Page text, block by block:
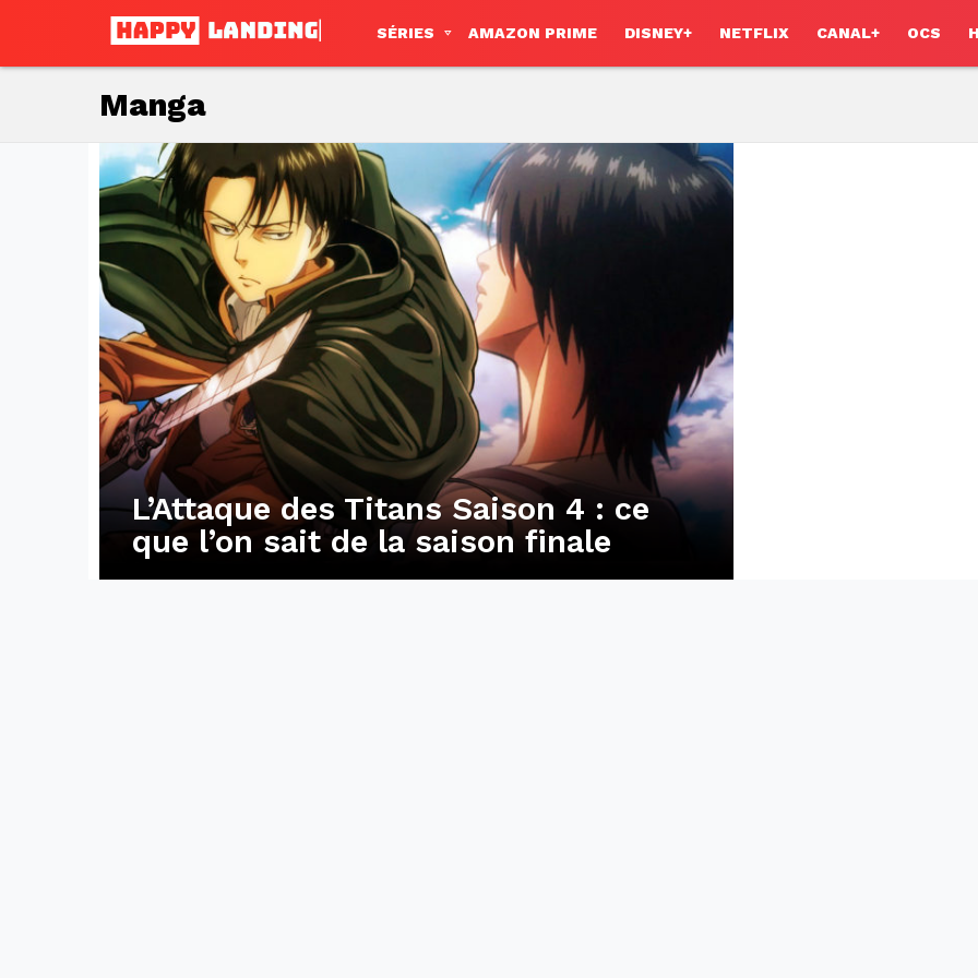
SÉRIES AMAZON PRIME DISNEY+ NETFLIX CANAL+ OCS
Manga
Latest
stories
L’Attaque des Titans Saison 4 : ce
que l’on sait de la saison finale